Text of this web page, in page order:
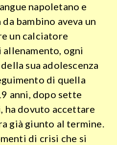
napoletano e
bambino aveva un
un calciatore
ogni
sua adolescenza
di quella
anni, dopo sette
dovuto accettare
già giunto al termine.
di crisi che si